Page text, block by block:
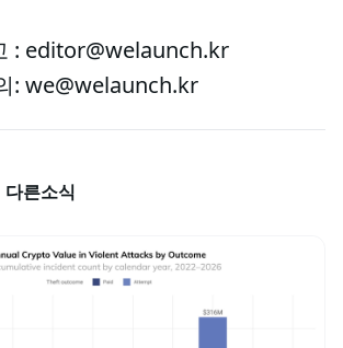
: editor@welaunch.kr
: we@welaunch.kr
다른소식